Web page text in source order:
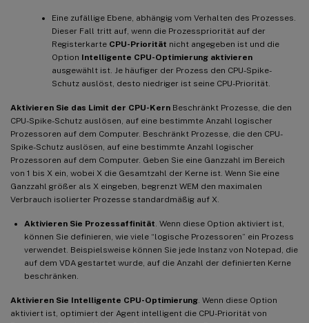
Eine zufällige Ebene, abhängig vom Verhalten des Prozesses.
Dieser Fall tritt auf, wenn die Prozesspriorität auf der
Registerkarte CPU-Priorität nicht angegeben ist und die
Option Intelligente CPU-Optimierung aktivieren
ausgewählt ist. Je häufiger der Prozess den CPU-Spike-
Schutz auslöst, desto niedriger ist seine CPU-Priorität.
Aktivieren Sie das Limit der CPU-Kern Beschränkt Prozesse, die den
CPU-Spike-Schutz auslösen, auf eine bestimmte Anzahl logischer
Prozessoren auf dem Computer. Beschränkt Prozesse, die den CPU-
Spike-Schutz auslösen, auf eine bestimmte Anzahl logischer
Prozessoren auf dem Computer. Geben Sie eine Ganzzahl im Bereich
von 1 bis X ein, wobei X die Gesamtzahl der Kerne ist. Wenn Sie eine
Ganzzahl größer als X eingeben, begrenzt WEM den maximalen
Verbrauch isolierter Prozesse standardmäßig auf X.
Aktivieren Sie Prozessaffinität . Wenn diese Option aktiviert ist,
können Sie definieren, wie viele “logische Prozessoren” ein Prozess
verwendet. Beispielsweise können Sie jede Instanz von Notepad, die
auf dem VDA gestartet wurde, auf die Anzahl der definierten Kerne
beschränken.
Aktivieren Sie Intelligente CPU-Optimierung . Wenn diese Option
aktiviert ist, optimiert der Agent intelligent die CPU-Priorität von